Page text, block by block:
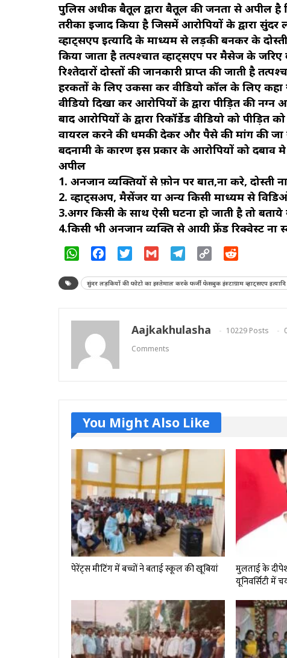
पुलिस अधीक्षक बैतूल द्वारा बैतूल की जनता से अपील
तरीका इजाद किया है जिसमें आरोपियों के द्वारा
व्हाट्सएप इत्यादि के माध्यम से लड़की बनकर के
किया जाता है तत्पश्चात व्हाट्सएप पर मैसेज के जरिए
रिश्तेदारों दोस्तों की जानकारी प्राप्त की जाती है
हरकतों के लिए उकसा कर वीडियो कॉल के लिए कहा
वीडियो दिखा कर आरोपियों के द्वारा पीड़ित की
बाद आरोपियों के द्वारा रिकॉर्डेड वीडियो को पीड़ित
वायरल करने की धमकी देकर और पैसे की मांग की जा
बदनामी के कारण इस प्रकार के आरोपियों को दबाव
अपील
1. अनजान व्यक्तियों से फ़ोन पर बात,ना करे, दोस्ती
2. व्हाट्सअप, मैसेंजर या अन्य किसी माध्यम से
3.अगर किसी के साथ ऐसी घटना हो जाती है तो
4.किसी भी अनजान व्यक्ति से आयी फ्रेंड रिक्वेस्ट ना
WhatsAppFacebookTwitter Gmail Telegram
Copy
सुंदर लड़कियों की फोटो का इस्तेमाल करके फर्जी फेसबुक इंस्टाग्राम व्हाट्सएप
Aajkakhulasha 10229 Posts
Comments
You Might Also Like
पेरेंट्स मीटिंग में बच्चों ने बताई स्कूल की खूबियां
मुलताई के
यूनिवर्सिटी में